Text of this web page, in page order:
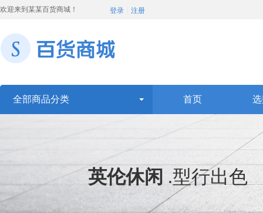
登录 注册
欢迎来到某某百货商城！
全部商品分类 首页
英伦休闲 .型行出色